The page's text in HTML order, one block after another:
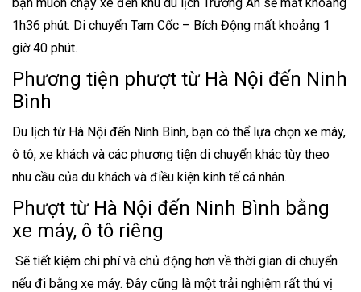
1h36 phút. Di chuyển Tam Cốc – Bích Động mất khoảng 1
giờ 40 phút.
Phương tiện phượt từ Hà Nội đến Ninh
Bình
Du lịch từ Hà Nội đến Ninh Bình, bạn có thể lựa chọn xe máy,
ô tô, xe khách và các phương tiện di chuyển khác tùy theo
nhu cầu của du khách và điều kiện kinh tế cá nhân.
Phượt từ Hà Nội đến Ninh Bình bằng
xe máy, ô tô riêng
Sẽ tiết kiệm chi phí và chủ động hơn về thời gian di chuyển
nếu đi bằng xe máy. Đây cũng là một trải nghiệm rất thú vị